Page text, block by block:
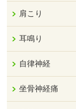
肩こり
耳鳴り
自律神経
坐骨神経痛